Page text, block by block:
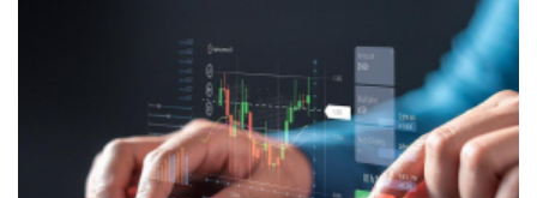
外，電腦廠輔信（2405）祭出康寧9吋湯盤、昔日生技新藥股王國鼎
（4132）近期面臨下櫃風險，仍送出市價高達800元的樂扣樂扣保
溫杯，引發股民討論。擁有逾7萬股民的台鹽（1737）宣布股東會紀
念品為「雙主菜」模式，分別送「台塩生技UP機能吸凍1盒」及「台
塩線上股東專區購物金2000元」。